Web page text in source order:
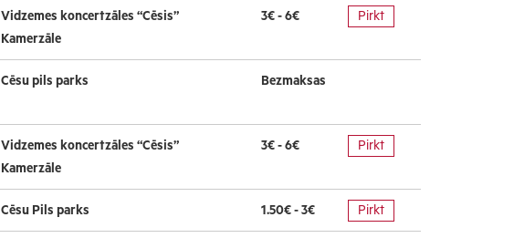
Vidzemes koncertzāles “Cēsis”
Kamerzāle
3€ - 6€ Pirkt
Cēsu pils parks Bezmaksas
Vidzemes koncertzāles “Cēsis”
Kamerzāle
3€ - 6€ Pirkt
Cēsu Pils parks 1.50€ - 3€ Pirkt